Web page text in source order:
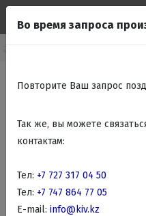
Во время запроса
Повторите Ваш запрос
Так же, вы можете
контактам:
Тел: +7 727 317 04 50
Тел: +7 747 864 77 05
E-mail: info@kiv.kz